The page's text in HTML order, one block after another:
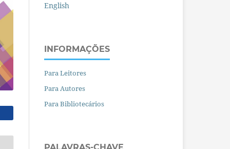
English
INFORMAÇÕES
Para Leitores
Para Autores
Para Bibliotecários